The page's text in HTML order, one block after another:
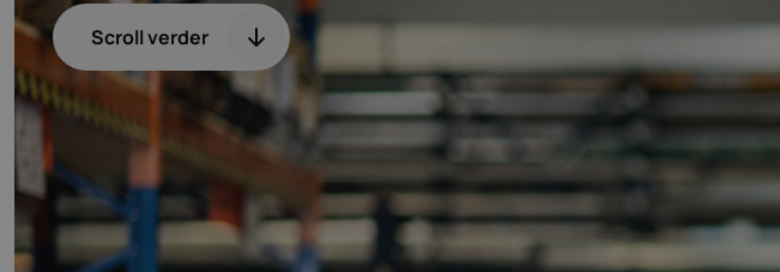
Scroll verder